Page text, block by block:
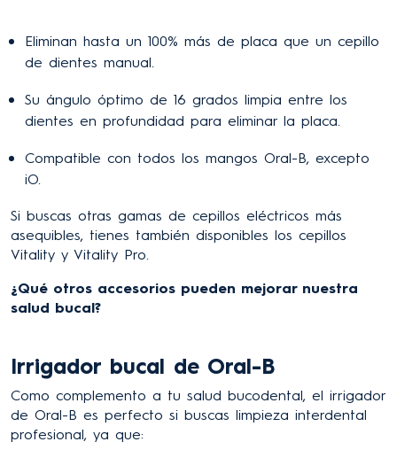
Eliminan hasta un 100% más de placa que un cepillo
de dientes manual.
Su ángulo óptimo de 16 grados limpia entre los
dientes en profundidad para eliminar la placa.
Compatible con todos los mangos Oral-B, excepto
iO.
Si buscas otras gamas de cepillos eléctricos más
asequibles, tienes también disponibles los cepillos
Vitality y Vitality Pro.
¿Qué otros accesorios pueden mejorar nuestra
salud bucal?
Irrigador bucal de Oral-B
Como complemento a tu salud bucodental, el irrigador
de Oral-B es perfecto si buscas limpieza interdental
profesional, ya que: